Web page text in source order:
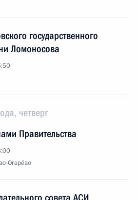
государственного
Ломоносова
четверг
Правительства
Огарёво
совета АСИ